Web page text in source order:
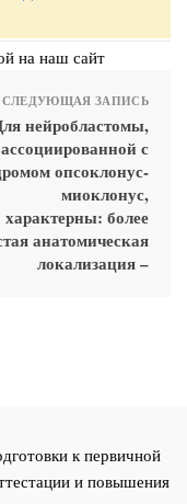
на наш сайт
СЛЕДУЮЩАЯ ЗАПИСЬ
нейробластомы,
ассоциированной с
опсоклонус-
миоклонус,
характерны: более
анатомическая
локализация –
к первичной
и повышения